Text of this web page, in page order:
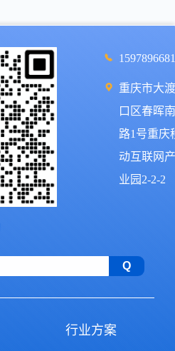
重庆市大渡
口区春晖南
路1号重庆
动互联网产
业园2-2-2
行业方案